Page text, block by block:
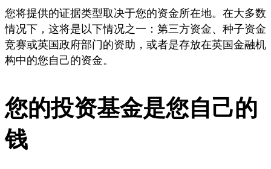
您将提供的证据类型取决于您的资金所在地。在大多数
情况下，这将是以下情况之一：第三方资金、种子资金
竞赛或英国政府部门的资助，或者是存放在英国金融机
构中的您自己的资金。
您的投资基金是您自己的
钱